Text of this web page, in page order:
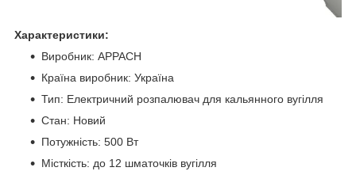
Характеристики:
Виробник: APPACH
Країна виробник: Україна
Тип: Електричний розпалювач для кальянного вугілля
Стан: Новий
Потужність: 500 Вт
Місткість: до 12 шматочків вугілля